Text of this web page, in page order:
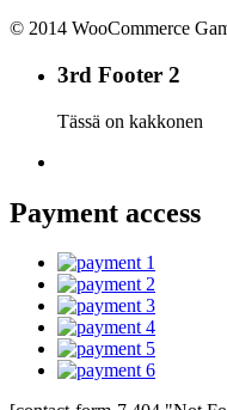
© 2014 WooCommerce
3rd Footer 2
Tässä on kakkonen
Payment access